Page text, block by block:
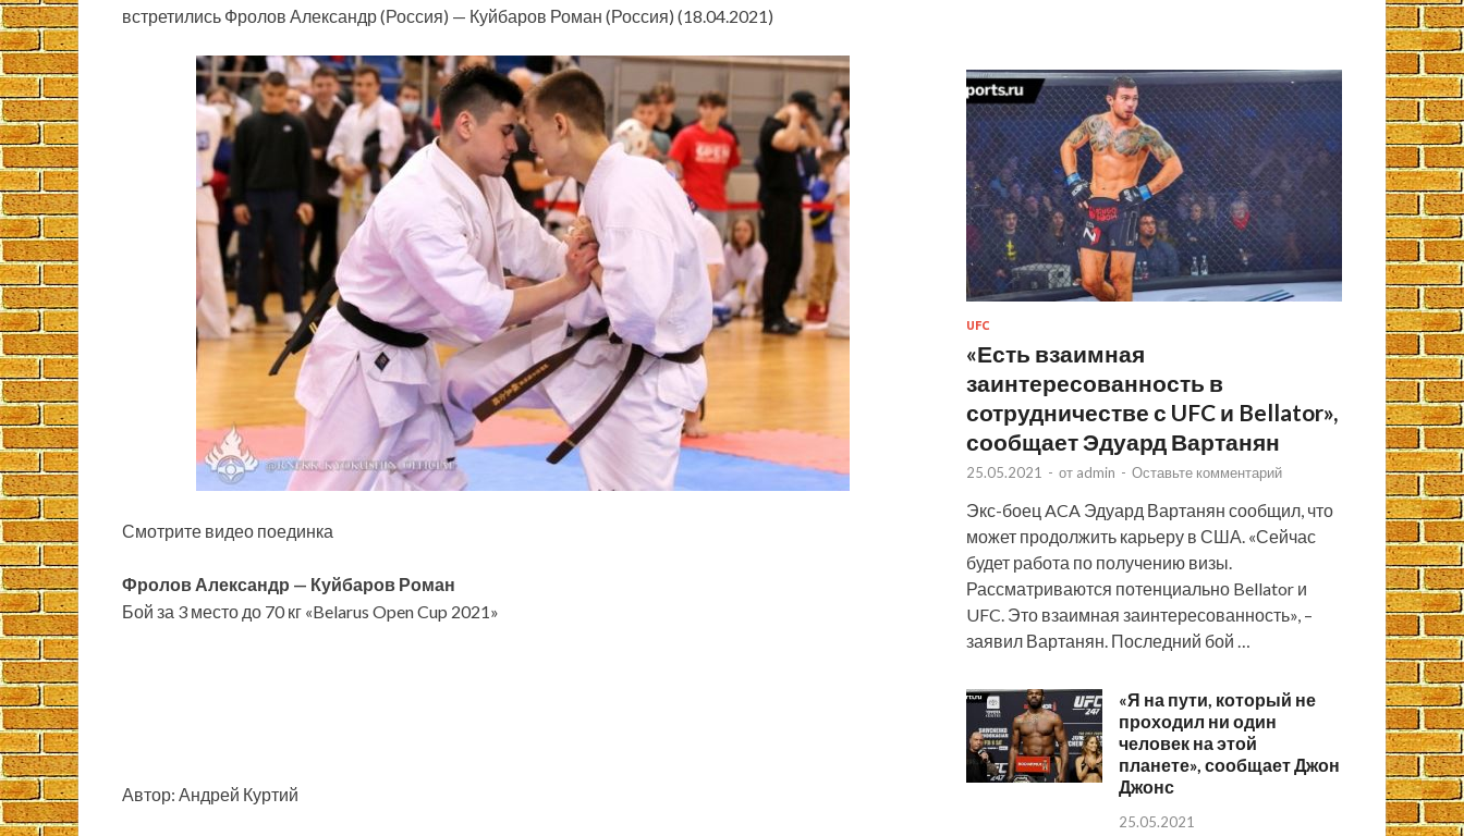
встретились Фролов Александр (Россия) — Куйбаров Роман (Россия) (18.04.2021)
Смотрите видео поединка
Фролов Александр — Куйбаров Роман
Бой за 3 место до 70 кг «Belarus Open Cup 2021»
Автор: Андрей Куртий
UFC
«Есть взаимная
заинтересованность в
сотрудничестве с UFC и Bellator»,
сообщает Эдуард Вартанян
25.05.2021 - от admin - Оставьте комментарий
Экс-боец ACA Эдуард Вартанян сообщил, что
может продолжить карьеру в США. «Сейчас
будет работа по получению визы.
Рассматриваются потенциально Bellator и
UFC. Это взаимная заинтересованность», –
заявил Вартанян. Последний бой …
«Я на пути, который не
проходил ни один
человек на этой
планете», сообщает Джон
Джонс
25.05.2021